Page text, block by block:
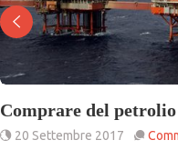
Comprare del
20 Settembre 2017